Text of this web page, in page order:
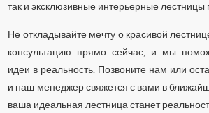
так и эксклюзивные интерьерные лестницы
Не откладывайте мечту о красивой
консультацию прямо сейчас, и мы
идеи в реальность. Позвоните нам или
и наш менеджер свяжется с вами в
ваша идеальная лестница станет